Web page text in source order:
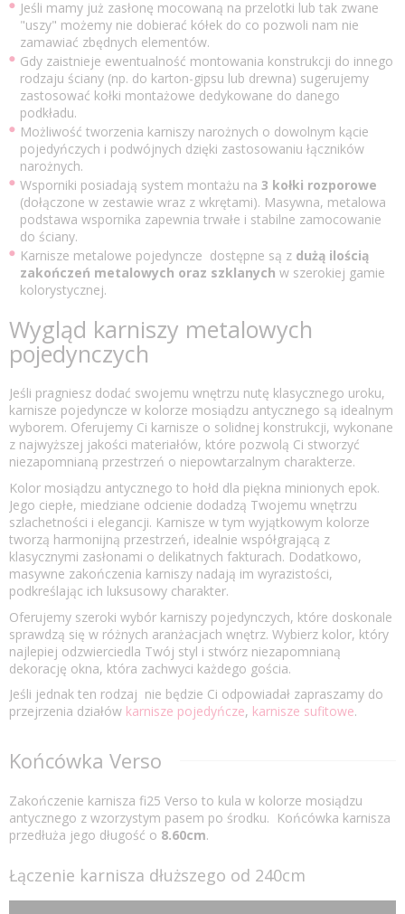
Jeśli mamy już zasłonę mocowaną na przelotki lub tak zwane
"uszy" możemy nie dobierać kółek do co pozwoli nam nie
zamawiać zbędnych elementów.
Gdy zaistnieje ewentualność montowania konstrukcji do innego
rodzaju ściany (np. do karton-gipsu lub drewna) sugerujemy
zastosować kołki montażowe dedykowane do danego
podkładu.
Możliwość tworzenia karniszy narożnych o dowolnym kącie
pojedyńczych i podwójnych dzięki zastosowaniu łączników
narożnych.
Wsporniki posiadają system montażu na 3 kołki rozporowe
(dołączone w zestawie wraz z wkrętami). Masywna, metalowa
podstawa wspornika zapewnia trwałe i stabilne zamocowanie
do ściany.
Karnisze metalowe pojedyncze dostępne są z dużą ilością
zakończeń metalowych oraz szklanych w szerokiej gamie
kolorystycznej.
Wygląd karniszy metalowych
pojedynczych
Jeśli pragniesz dodać swojemu wnętrzu nutę klasycznego uroku,
karnisze pojedyncze w kolorze mosiądzu antycznego są idealnym
wyborem. Oferujemy Ci karnisze o solidnej konstrukcji, wykonane
z najwyższej jakości materiałów, które pozwolą Ci stworzyć
niezapomnianą przestrzeń o niepowtarzalnym charakterze.
Kolor mosiądzu antycznego to hołd dla piękna minionych epok.
Jego ciepłe, miedziane odcienie dodadzą Twojemu wnętrzu
szlachetności i elegancji. Karnisze w tym wyjątkowym kolorze
tworzą harmonijną przestrzeń, idealnie współgrającą z
klasycznymi zasłonami o delikatnych fakturach. Dodatkowo,
masywne zakończenia karniszy nadają im wyrazistości,
podkreślając ich luksusowy charakter.
Oferujemy szeroki wybór karniszy pojedynczych, które doskonale
sprawdzą się w różnych aranżacjach wnętrz. Wybierz kolor, który
najlepiej odzwierciedla Twój styl i stwórz niezapomnianą
dekorację okna, która zachwyci każdego gościa.
Jeśli jednak ten rodzaj nie będzie Ci odpowiadał zapraszamy do
przejrzenia działów karnisze pojedyńcze, karnisze sufitowe.
Końcówka Verso
Zakończenie karnisza fi25 Verso to kula w kolorze mosiądzu
antycznego z wzorzystym pasem po środku. Końcówka karnisza
przedłuża jego długość o 8.60cm.
Łączenie karnisza dłuższego od 240cm